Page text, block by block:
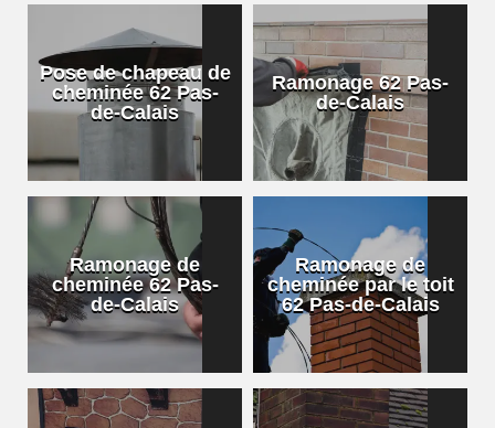
Pose de chapeau de
cheminée 62 Pas-
de-Calais
Ramonage 62 Pas-
de-Calais
Ramonage de
cheminée 62 Pas-
de-Calais
Ramonage de
cheminée par le toit
62 Pas-de-Calais